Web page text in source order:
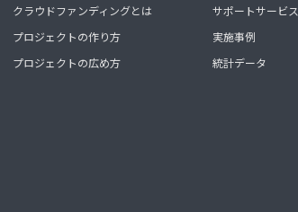
クラウドファンディングとは
プロジェクトの作り方
プロジェクトの広め方
サポートサービス
実施事例
統計データ